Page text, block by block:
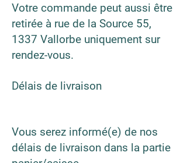
Votre commande peut aussi être
retirée à rue de la Source 55,
1337 Vallorbe uniquement sur
rendez-vous.
Délais de livraison
Vous serez informé(e) de nos
délais de livraison dans la partie